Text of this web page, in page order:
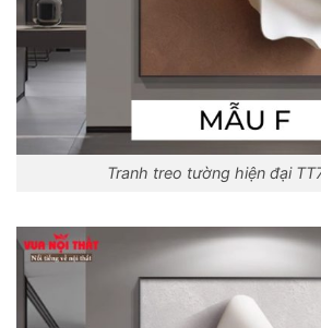
Tranh treo tường hiện đại